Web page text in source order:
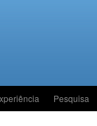
Pesquisa